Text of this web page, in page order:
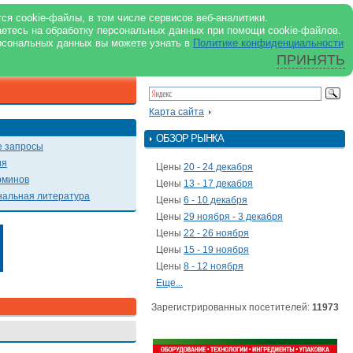
cookie-файлы, в том числе сервисов веб-аналитики.
на обработку персональных данных при помощи cookie-файлов.
данных вы можете узнать в Политике конфиденциальности
ПРИНЯТЬ
support@milkbranch.ru
О портале
Реклама в журнале
Реклама на портале
Архив номеров
запросы
литература
Карта сайта
ОБЗОР РЫНКА
Цены 20 - 24 декабря
Цены 13 - 17 декабря
Цены 6 - 10 декабря
Цены 29 ноября - 3 декабря
Цены 22 - 26 ноября
Цены 15 - 19 ноября
Цены 8 - 12 ноября
Еще...
Зарегистрированных посетителей: 11973